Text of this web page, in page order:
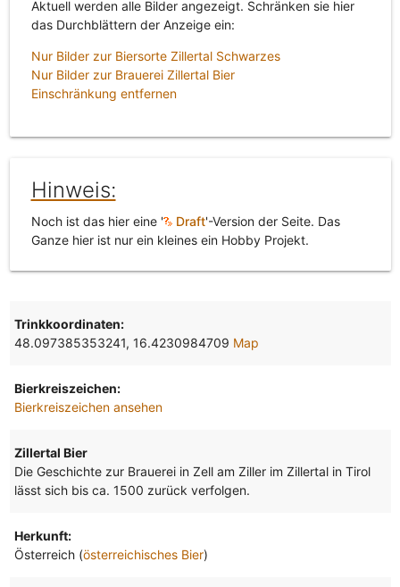
Aktuell werden alle Bilder angezeigt. Schränken sie hier
das Durchblättern der Anzeige ein:
Nur Bilder zur Biersorte Zillertal Schwarzes
Nur Bilder zur Brauerei Zillertal Bier
Einschränkung entfernen
Hinweis:
Noch ist das hier eine ' Draft'-Version der Seite. Das
Ganze hier ist nur ein kleines ein Hobby Projekt.
Trinkkoordinaten:
48.097385353241, 16.4230984709 Map
Bierkreiszeichen:
Bierkreiszeichen ansehen
Zillertal Bier
Die Geschichte zur Brauerei in Zell am Ziller im Zillertal in Tirol
lässt sich bis ca. 1500 zurück verfolgen.
Herkunft:
Österreich (österreichisches Bier)